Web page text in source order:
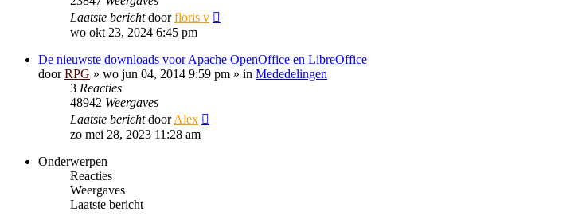
Laatste berichtdoorfloris v
wo okt 23, 2024 6:45 pm
De nieuwste downloads voor Apache OpenOffice en LibreOffice
doorRPG » wo jun 04, 2014 9:59 pm » in Mededelingen
3 Reacties
48942 Weergaves
Laatste berichtdoorAlex
zo mei 28, 2023 11:28 am
Onderwerpen
Reacties
Weergaves
Laatste bericht